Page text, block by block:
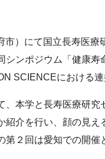
）にて国立長寿医療
ンポジウム「健康寿
SCIENCEにおける連
本学と長寿医療研究
介を行い、顔の見え
２回は愛知での開催